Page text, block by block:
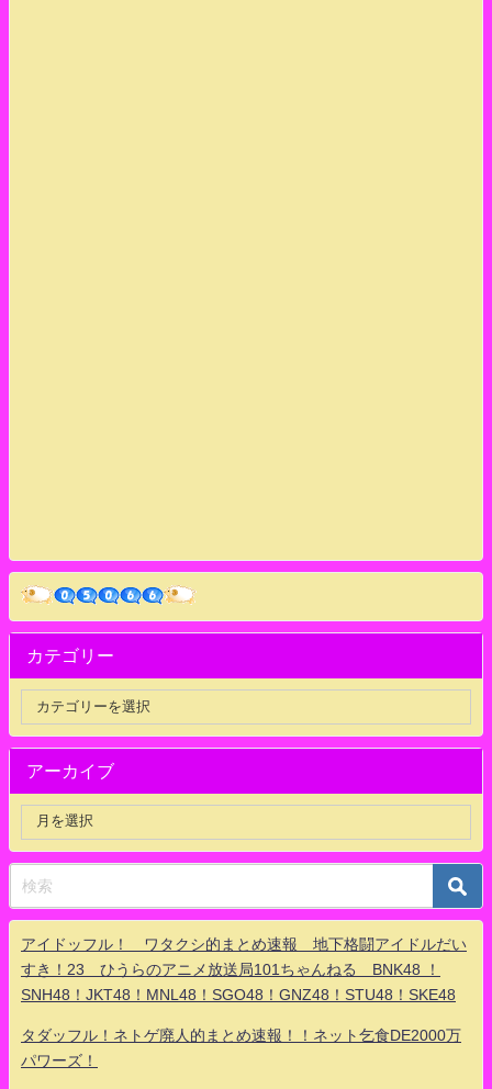
カテゴリー
アーカイブ
アイドッフル！ ワタクシ的まとめ速報 地下格闘アイドルだい
すき！23 ひうらのアニメ放送局101ちゃんねる BNK48 ！
SNH48！JKT48！MNL48！SGO48！GNZ48！STU48！SKE48
タダッフル！ネトゲ廃人的まとめ速報！！ネット乞食DE2000万
パワーズ！